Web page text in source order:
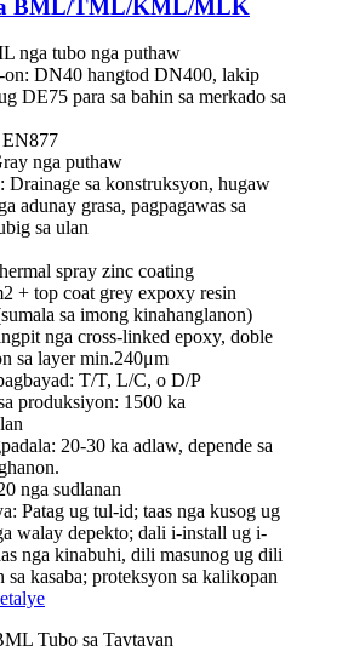
BML/TML/KML/MLK
nga tubo nga puthaw
DN40 hangtod DN400, lakip
DE75 para sa bahin sa merkado sa
EN877
nga puthaw
Drainage sa konstruksyon, hugaw
adunay grasa, pagpagawas sa
sa ulan
spray zinc coating
+ top coat grey expoxy resin
sa imong kinahanglanon)
nga cross-linked epoxy, doble
sa layer min.240μm
T/T, L/C, o D/P
produksiyon: 1500 ka
20-30 ka adlaw, depende sa
nga sudlanan
Patag ug tul-id; taas nga kusog ug
walay depekto; dali i-install ug i-
nga kinabuhi, dili masunog ug dili
sa kasaba; proteksyon sa kalikopan